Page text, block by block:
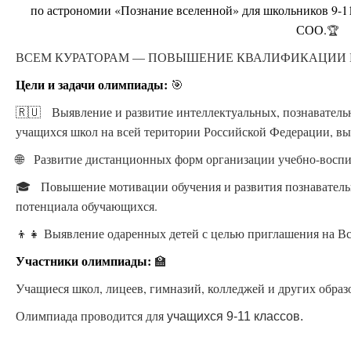
по астрономии «Познание вселенной» для школьников
СОО.🏆
ВСЕМ КУРАТОРАМ — ПОВЫШЕНИЕ КВАЛИФИКАЦИИ
Цели и задачи олимпиады: 🎯
🇷🇺 Выявление и развитие интеллектуальных,
учащихся школ на всей територии Российской Федерации,
🌐 Развитие дистанционных форм организации учебно-
🎓 Повышение мотивации обучения и развития
потенциала обучающихся.
👦👧 Выявление одаренных детей с целью приглашения на
Участники олимпиады: 🏫
Учащиеся школ, лицеев, гимназий, колледжей и других
Олимпиада проводится для учащихся 9-11 классов.